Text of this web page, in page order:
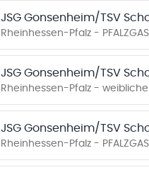
JSG Gonsenheim/TSV
Rheinhessen-Pfalz -
JSG Gonsenheim/TSV
Rheinhessen-Pfalz -
JSG Gonsenheim/TSV
Rheinhessen-Pfalz -